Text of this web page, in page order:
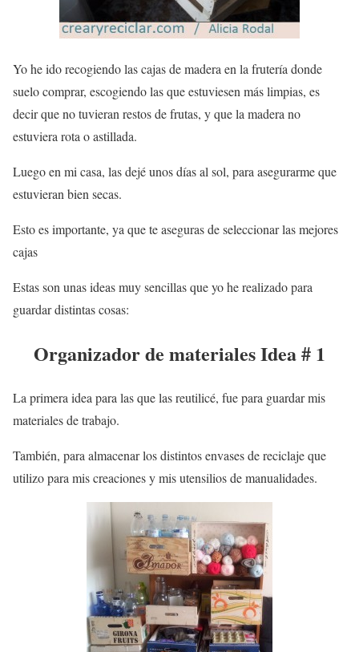
Yo he ido recogiendo las cajas de madera en la frutería donde
suelo comprar, escogiendo las que estuviesen más limpias, es
decir que no tuvieran restos de frutas, y que la madera no
estuviera rota o astillada.
Luego en mi casa, las dejé unos días al sol, para asegurarme que
estuvieran bien secas.
Esto es importante, ya que te aseguras de seleccionar las mejores
cajas
Estas son unasideasmuy sencillas que yo he realizado para
guardardistintas cosas:
Organizador de materialesIdea # 1
La primera idea para las que las reutilicé, fue para guardar mis
materiales de trabajo.
También, para almacenar los distintos envases de reciclaje que
utilizo para mis creaciones y mis utensilios demanualidades.